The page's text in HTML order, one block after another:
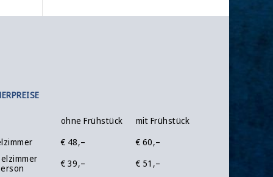
ohne Frühstück
mit Frühstück
€ 48,–
€ 60,–
€ 39,– € 51,–